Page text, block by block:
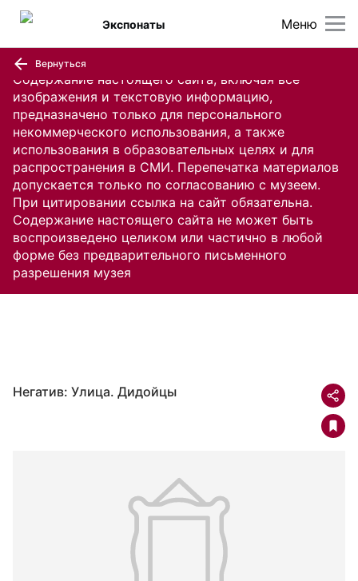
Содержание настоящего сайта, включая все
изображения и текстовую информацию,
предназначено только для персонального
некоммерческого использования, а также
использования в образовательных целях и для
распространения в СМИ. Перепечатка материалов
допускается только по согласованию с музеем.
При цитировании ссылка на сайт обязательна.
Содержание настоящего сайта не может быть
воспроизведено целиком или частично в любой
форме без предварительного письменного
разрешения музея
Меню
Экспонаты
Вернуться
Негатив: Улица. Дидойцы